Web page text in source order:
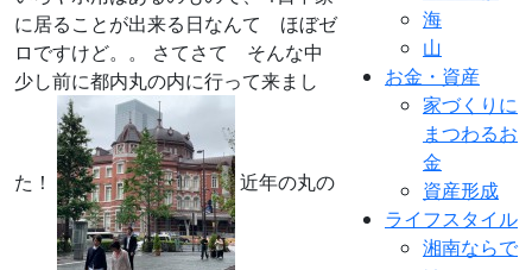
に居ることが出来る日なんて ほぼゼ
ロですけど。。 さてさて そんな中
少し前に都内丸の内に行って来まし
た！ 近年の丸の
海
山
お金・資産
家づくりに
まつわるお
金
資産形成
ライフスタイル
湘南ならで